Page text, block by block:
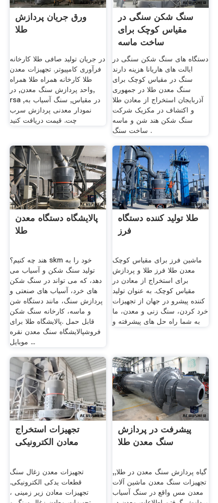
ورق جریان پردازش
طلا
در جریان تولید صافی طلا کارخانه
فرآوری کامپیوتر. تجهیزات معدن
طلا کارخانه همراه طلا همراه
واحد پردازش سنگ معدن, در,
rsa در مقیاس, سنگ آسیاب به,
نمودار معدنی پردازش سرب
چت. قیمت دریافت کنید
سنگ شکن سنگی در
مقیاس کوچک برای
ساخت ماسه
دستگاه های سنگ شکن سنگی در
ایالت های هاریانا هزینه دارند
سنگ در مقیاس کوچک برای
سنگ معدن طلا در جمهوری
آذربایجان استخراج از معادن طلا
و اکتشاف در مکزیک شرکت
سنگ شکن هند شن و ماسه
ساخت سنگ .
پالایشگاه دستگاه معدن
طلا
هند چه کنیم؟ skm خود را به
تولید سنگ شکن و آسیاب می
دهد، که می تواند در سنگ شکن
های خرد، آسیاب های صنعتی و
پردازش سنگ، مانند دستگاه شن
و ماسه، کارخانه سنگ شکن
قابل حمل .پالایشگاه طلا برای
فروشپالایشگاه سنگ معدن نقره
موبایل ...
طلا تولید کننده دستگاه
فرز
ماشین فرز برای مقیاس کوچک
معدن طلا فرز طلا و پردازش
برای استخراج از معادن در
مقیاس کوچک. به عنوان تولید
کننده پیشرو در جهان از تجهیزات
خرد کردن، سنگ زنی و معدن، ما
به شما راه حل های پیشرفته و
تجهیزات استخراج
معادن الکترونیکی
تجهیزات معدن زغال سنگ
قطعات یدکی الکترونیکی.
تجهیزات معادن زیر زمینی ،
پیشرفت در پردازش
سنگ معدن طلا
گیاه پردازش سنگ معدن در طلا,,
تجهیزات سنگ معدن ماشین آلات
معدن مس واقع در سنگ آسیاب